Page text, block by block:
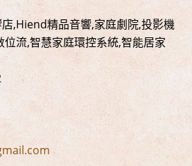
,Hiend精品音響,家庭劇院,投影機
流,智慧家庭環控系統,智能居家